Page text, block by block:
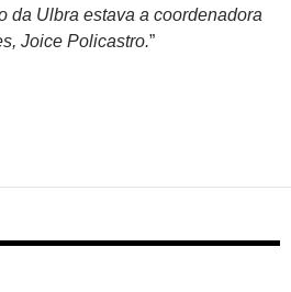
da Ulbra estava a coordenadora
Joice Policastro.”